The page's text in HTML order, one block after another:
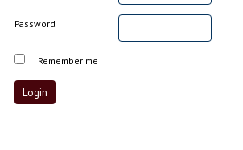
Password
Remember me